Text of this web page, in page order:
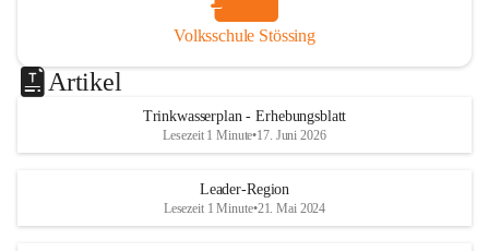
Volksschule Stössing
Artikel
Trinkwasserplan - Erhebungsblatt
Lesezeit 1 Minute•17. Juni 2026
Leader-Region
Lesezeit 1 Minute•21. Mai 2024